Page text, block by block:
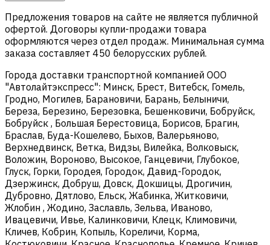
Предложения товаров на сайте не является публичной
офертой. Договоры купли-продажи товара
оформляются через отдел продаж. Минимальная сумма
заказа составляет 450 белорусских рублей.
Города доставки транспортной компанией ООО
"Автолайтэкспресс": Минск, Брест, Витебск, Гомель,
Гродно, Могилев, Барановичи, Барань, Белыничи,
Береза, Березино, Березовка, Бешенковичи, Бобруйск,
Бобруйск , Большая Берестовица, Борисов, Брагин,
Браслав, Буда-Кошелево, Быхов, Валерьяново,
Верхнедвинск, Ветка, Видзы, Вилейка, Волковыск,
Воложин, Вороново, Высокое, Ганцевичи, Глубокое,
Глуск, Горки, Городея, Городок, Давид-Городок,
Дзержинск, Добруш, Довск, Докшицы, Дрогичин,
Дубровно, Дятлово, Ельск, Жабинка, Житковичи,
Жлобин , Жодино, Заславль, Зельва, Иваново,
Ивацевичи, Ивье, Калинковичи, Клецк, Климовичи,
Кличев, Кобрин, Копыль, Кореличи, Корма,